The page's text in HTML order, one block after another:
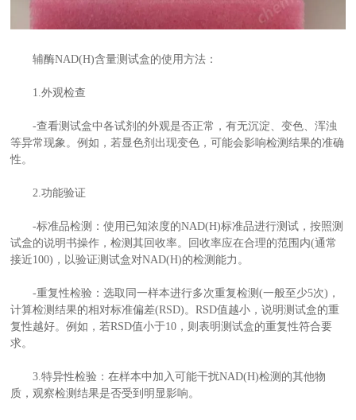
辅酶NAD(H)含量测试盒的使用方法：
1.外观检查
-查看测试盒中各试剂的外观是否正常，有无沉淀、变色、浑浊
等异常现象。例如，若显色剂出现变色，可能会影响检测结果的准确
性。
2.功能验证
-标准品检测：使用已知浓度的NAD(H)标准品进行测试，按照测
试盒的说明书操作，检测其回收率。回收率应在合理的范围内(通常
接近100)，以验证测试盒对NAD(H)的检测能力。
-重复性检验：选取同一样本进行多次重复检测(一般至少5次)，
计算检测结果的相对标准偏差(RSD)。RSD值越小，说明测试盒的重
复性越好。例如，若RSD值小于10，则表明测试盒的重复性符合要
求。
3.特异性检验：在样本中加入可能干扰NAD(H)检测的其他物
质，观察检测结果是否受到明显影响。